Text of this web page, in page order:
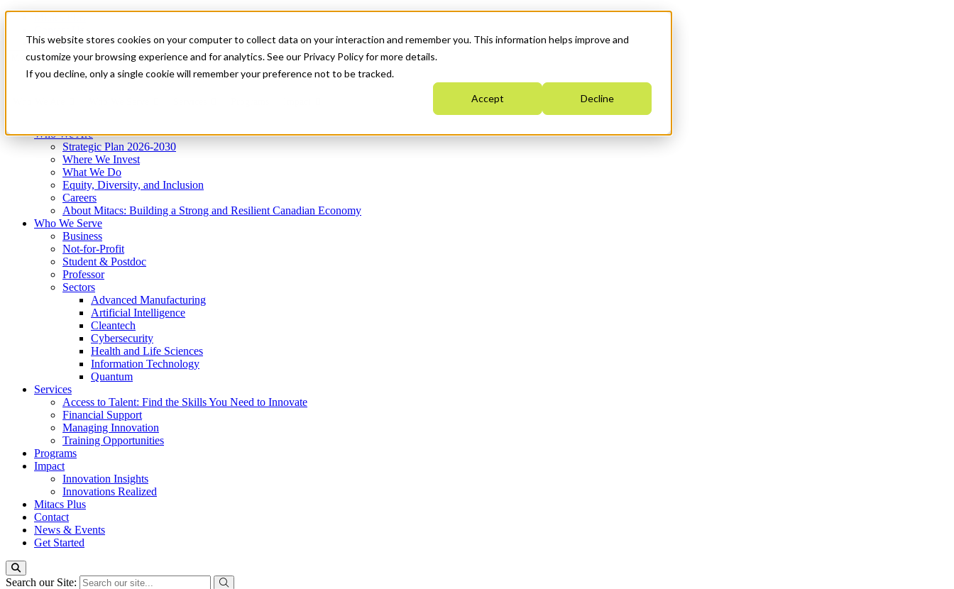
This website stores cookies on your computer to collect data on your interaction and remember you. This information helps improve and
customize your browsing experience and for analytics. See our Privacy Policy for more details.
If you decline, only a single cookie will remember your preference not to be tracked.
Accept Decline
News & Events
Get Started
Menu
Who We Are
Strategic Plan 2026-2030
Where We Invest
What We Do
Equity, Diversity, and Inclusion
Careers
About Mitacs: Building a Strong and Resilient Canadian Economy
Who We Serve
Business
Not-for-Profit
Student & Postdoc
Professor
Sectors
Advanced Manufacturing
Artificial Intelligence
Cleantech
Cybersecurity
Health and Life Sciences
Information Technology
Quantum
Services
Access to Talent: Find the Skills You Need to Innovate
Financial Support
Managing Innovation
Training Opportunities
Programs
Impact
Innovation Insights
Innovations Realized
Mitacs Plus
Contact
News & Events
Get Started
Search our Site: